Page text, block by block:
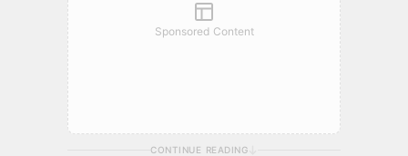
Sponsored Content
CONTINUE READING